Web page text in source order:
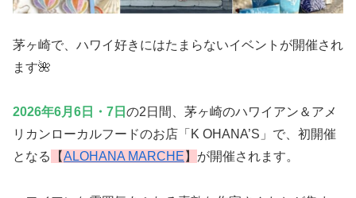
茅ヶ崎で、ハワイ好きにはたまらないイベントが開催され
ます🌺
2026年6月6日・7日 の2日間、茅ヶ崎のハワイアン＆アメ
リカンローカルフードのお店「K OHANA’S」で、初開催
となる
【ALOHANA MARCHE 】 が開催されます。